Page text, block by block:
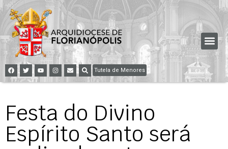
Tutela de Menores
Festa do Divino
Espírito Santo será